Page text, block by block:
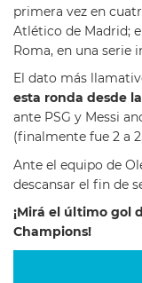
primera vez en
Atlético de Madrid;
Roma, en una serie
El dato más
esta ronda desde
ante PSG y Messi
(finalmente fue 2 a
Ante el equipo de
descansar el fin de
¡Mirá el último gol
Champions!